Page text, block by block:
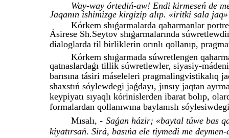
Way-way órtediń-aw! Endi kirmeseń de
Jaqanın ishimizge kirgizip alıp. «iritki sala
Kórkem shıǵarmalarda qaharmanlar
Ásirese Sh.Seytov shıǵarmalarında
dialoglarda til birliklerin orınlı qollanıp,
Kórkem shıǵarmada súwretlengen
qatnaslardaǵı tillik súwretlewler, siyasiy-
barısına tásiri máseleleri pragmalingvistikalıq
shaxstıń sóylewdegi jaǵdayı, jınsıy jaqtan
keypiyatı sıyaqlı kórinislerden ibarat bolıp,
formalardan qollanıwına baylanıslı
Mısalı, - Saǵan házir; «baytal túwe bas
kiyatırsań. Sirá, basıńa ele tiymedi me